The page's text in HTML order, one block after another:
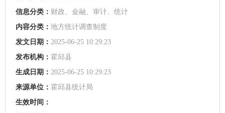
信息分类： 财政、金融、审计、统计
内容分类： 地方统计调查制度
发文日期： 2025-06-25 10:29:23
发布机构： 霍邱县
生成日期： 2025-06-25 10:29:23
来源单位： 霍邱县统计局
生效时间：